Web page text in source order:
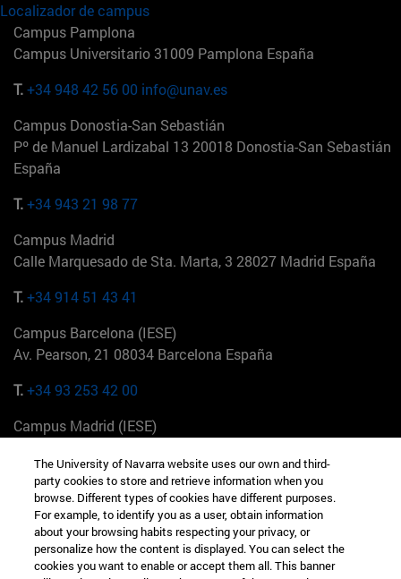
Localizador de campus
Campus Pamplona
Campus Universitario 31009 Pamplona España
T.+34 948 42 56 00 info@unav.es
Campus Donostia-San Sebastián
Pº de Manuel Lardizabal 13 20018 Donostia-San Sebastián
España
T.+34 943 21 98 77
Campus Madrid
Calle Marquesado de Sta. Marta, 3 28027 Madrid España
T.+34 914 51 43 41
Campus Barcelona (IESE)
Av. Pearson, 21 08034 Barcelona España
T.+34 93 253 42 00
Campus Madrid (IESE)
+34 912 11 30 00
Campus Nueva York (IESE)
165 W 57th St 10019-2201 Nueva York EE.UU
The University of Navarra website uses our own and third-
party cookies to store and retrieve information when you
browse. Different types of cookies have different purposes.
For example, to identify you as a user, obtain information
about your browsing habits respecting your privacy, or
personalize how the content is displayed. You can select the
cookies you want to enable or accept them all. This banner